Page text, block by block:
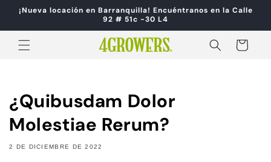
directamente
¡Nueva locación en Barranquilla! Encuéntranos en la Calle
92 # 51c -30 L4
Carrito
¿Quibusdam Dolor
Molestiae Rerum?
2 DE DICIEMBRE DE 2022